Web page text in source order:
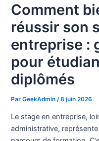
Comment
réussir son
entreprise :
pour
diplômés
ParGeekAdmin /8 juin 2026
Le stage en entreprise,
administrative,